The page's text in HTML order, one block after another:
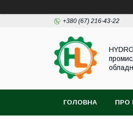
+380 (67) 216-43-22
ГОЛОВНА ПРО